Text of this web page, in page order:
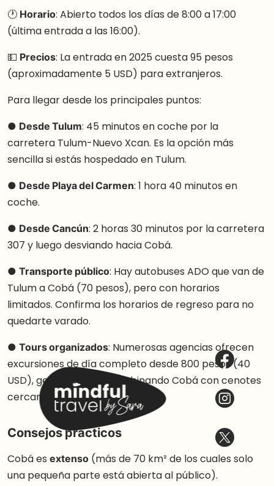
🕐 Horario: Abierto todos los días de 8:00 a 17:00
(última entrada a las 16:00).
💵 Precios: La entrada en 2025 cuesta 95 pesos
(aproximadamente 5 USD) para extranjeros.
Para llegar desde los principales puntos:
● Desde Tulum: 45 minutos en coche por la
carretera Tulum-Nuevo Xcan. Es la opción más
sencilla si estás hospedado en Tulum.
● Desde Playa del Carmen: 1 hora 40 minutos en
coche.
● Desde Cancún: 2 horas 30 minutos por la carretera
307 y luego desviando hacia Cobá.
● Transporte público: Hay autobuses ADO que van de
Tulum a Cobá (70 pesos), pero con horarios
limitados. Confirma los horarios de regreso para no
quedarte varado.
● Tours organizados: Numerosas agencias ofrecen
excursiones de día completo desde 800 pesos (40
USD), generalmente combinando Cobá con cenotes
cercanos.
Consejos prácticos
Cobá es extenso (más de 70 km² de los cuales solo
una pequeña parte está abierta al público).